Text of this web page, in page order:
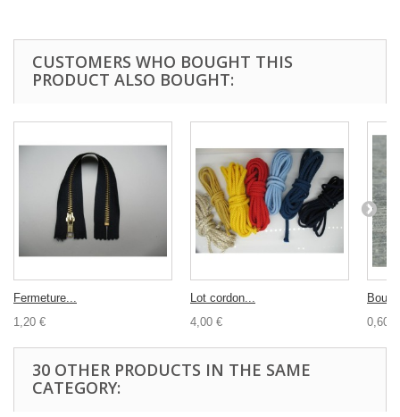
CUSTOMERS WHO BOUGHT THIS
PRODUCT ALSO BOUGHT:
Fermeture...
1,20 €
Lot cordon...
4,00 €
0,60 €
30 OTHER PRODUCTS IN THE SAME
CATEGORY: